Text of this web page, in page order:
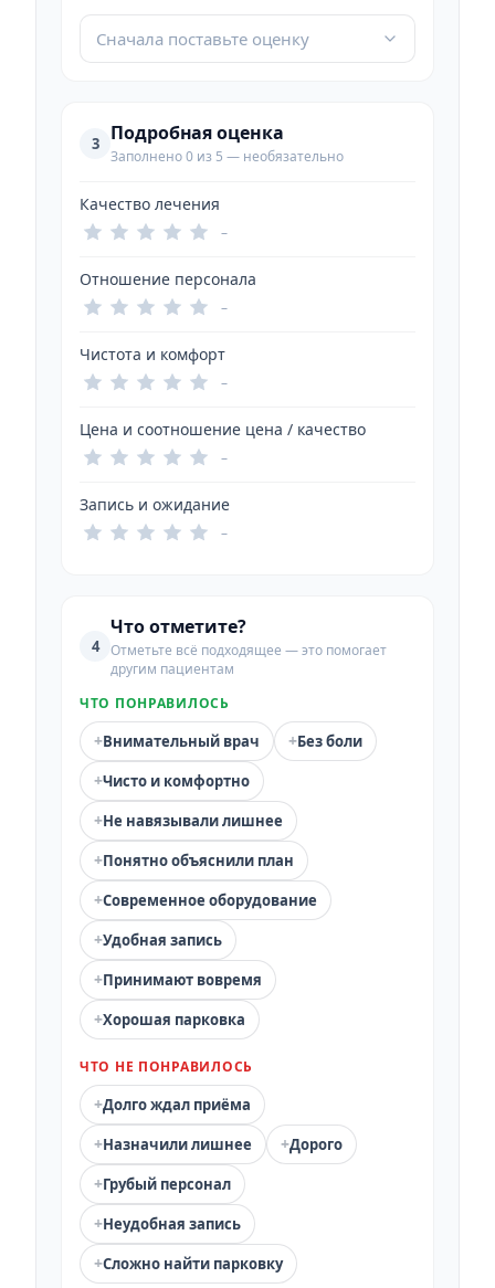
Сначала поставьте оценку
3 Подробная оценка
Заполнено 0 из 5 — необязательно
Качество лечения
–
Отношение персонала
–
Чистота и комфорт
–
Цена и соотношение цена / качество
–
Запись и ожидание
–
4
Что отметите?
Отметьте всё подходящее — это помогает
другим пациентам
ЧТО ПОНРАВИЛОСЬ
+Внимательный врач +Без боли
+Чисто и комфортно
+Не навязывали лишнее
+Понятно объяснили план
+Современное оборудование
+Удобная запись
+Принимают вовремя
+Хорошая парковка
ЧТО НЕ ПОНРАВИЛОСЬ
+Долго ждал приёма
+Назначили лишнее +Дорого
+Грубый персонал
+Неудобная запись
+Сложно найти парковку